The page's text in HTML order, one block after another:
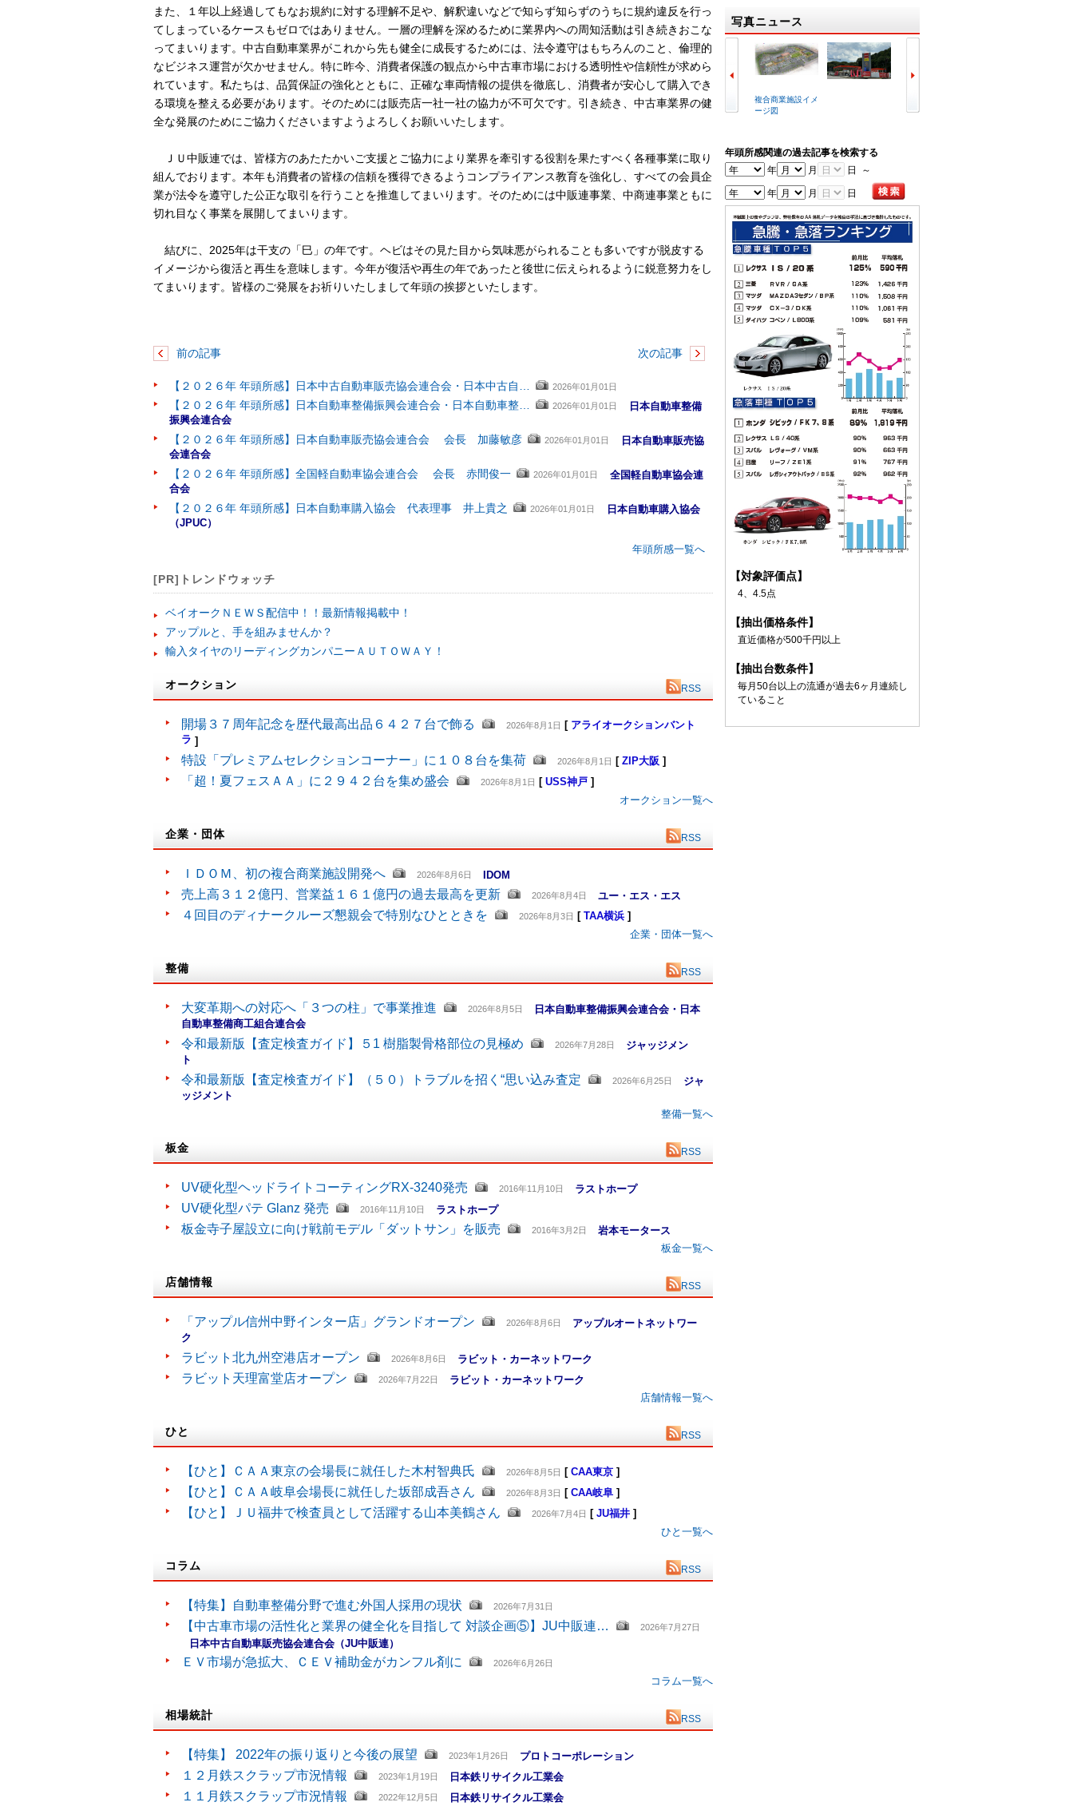
また、１年以上経過してもなお規約に対する理解不足や、解釈違いなどで知らず知らずのうちに規約違反を行っ
てしまっているケースもゼロではありません。一層の理解を深めるために業界内への周知活動は引き続きおこな
ってまいります。中古自動車業界がこれから先も健全に成長するためには、法令遵守はもちろんのこと、倫理的
なビジネス運営が欠かせません。特に昨今、消費者保護の観点から中古車市場における透明性や信頼性が求めら
れています。私たちは、品質保証の強化とともに、正確な車両情報の提供を徹底し、消費者が安心して購入でき
る環境を整える必要があります。そのためには販売店一社一社の協力が不可欠です。引き続き、中古車業界の健
全な発展のためにご協力くださいますようよろしくお願いいたします。
ＪＵ中販連では、皆様方のあたたかいご支援とご協力により業界を牽引する役割を果たすべく各種事業に取り
組んでおります。本年も消費者の皆様の信頼を獲得できるようコンプライアンス教育を強化し、すべての会員企
業が法令を遵守した公正な取引を行うことを推進してまいります。そのためには中販連事業、中商連事業ともに
切れ目なく事業を展開してまいります。
結びに、2025年は干支の「巳」の年です。ヘビはその見た目から気味悪がられることも多いですが脱皮する
イメージから復活と再生を意味します。今年が復活や再生の年であったと後世に伝えられるように鋭意努力をし
てまいります。皆様のご発展をお祈りいたしまして年頭の挨拶といたします。
前の記事 次の記事
【２０２６年 年頭所感】日本中古自動車販売協会連合会・日本中古自… 2026年01月01日
【２０２６年 年頭所感】日本自動車整備振興会連合会・日本自動車整… 2026年01月01日 日本自動車整備
振興会連合会
【２０２６年 年頭所感】日本自動車販売協会連合会 会長 加藤敏彦 2026年01月01日 日本自動車販売協
会連合会
【２０２６年 年頭所感】全国軽自動車協会連合会 会長 赤間俊一 2026年01月01日 全国軽自動車協会連
合会
【２０２６年 年頭所感】日本自動車購入協会 代表理事 井上貴之 2026年01月01日 日本自動車購入協会
（JPUC）
年頭所感一覧へ
[PR]トレンドウォッチ
ベイオークＮＥＷＳ配信中！！最新情報掲載中！
アップルと、手を組みませんか？
輸入タイヤのリーディングカンパニーＡＵＴＯＷＡＹ！
オークション RSS
開場３７周年記念を歴代最高出品６４２７台で飾る 2026年8月1日 [ アライオークションバント
ラ ]
特設「プレミアムセレクションコーナー」に１０８台を集荷 2026年8月1日 [ ZIP大阪 ]
「超！夏フェスＡＡ」に２９４２台を集め盛会 2026年8月1日 [ USS神戸 ]
オークション一覧へ
企業・団体 RSS
ＩＤＯＭ、初の複合商業施設開発へ 2026年8月6日 IDOM
売上高３１２億円、営業益１６１億円の過去最高を更新 2026年8月4日 ユー・エス・エス
４回目のディナークルーズ懇親会で特別なひとときを 2026年8月3日 [ TAA横浜 ]
企業・団体一覧へ
整備 RSS
大変革期への対応へ「３つの柱」で事業推進 2026年8月5日 日本自動車整備振興会連合会・日本
自動車整備商工組合連合会
令和最新版【査定検査ガイド】５1 樹脂製骨格部位の見極め
2026年7月28日 ジャッジメン
ト
令和最新版【査定検査ガイド】（５０）トラブルを招く“思い込み査定
2026年6月25日 ジャ
ッジメント
整備一覧へ
板金 RSS
UV硬化型ヘッドライトコーティングRX-3240発売 2016年11月10日 ラストホープ
UV硬化型パテ Glanz 発売 2016年11月10日 ラストホープ
板金寺子屋設立に向け戦前モデル「ダットサン」を販売 2016年3月2日
岩本モータース
板金一覧へ
店舗情報 RSS
「アップル信州中野インター店」グランドオープン 2026年8月6日 アップルオートネットワー
ク
ラビット北九州空港店オープン
2026年8月6日 ラビット・カーネットワーク
ラビット天理富堂店オープン 2026年7月22日
ラビット・カーネットワーク
店舗情報一覧へ
ひと RSS
【ひと】ＣＡＡ東京の会場長に就任した木村智典氏 2026年8月5日 [ CAA東京 ]
【ひと】ＣＡＡ岐阜会場長に就任した坂部成吾さん 2026年8月3日 [ CAA岐阜 ]
【ひと】ＪＵ福井で検査員として活躍する山本美鶴さん 2026年7月4日 [ JU福井 ]
ひと一覧へ
コラム RSS
【特集】自動車整備分野で進む外国人採用の現状 2026年7月31日
【中古車市場の活性化と業界の健全化を目指して 対談企画⑤】JU中販連… 2026年7月27日
日本中古自動車販売協会連合会（JU中販連）
ＥＶ市場が急拡大、ＣＥＶ補助金がカンフル剤に 2026年6月26日
コラム一覧へ
相場統計 RSS
【特集】 2022年の振り返りと今後の展望 2023年1月26日 プロトコーポレーション
１２月鉄スクラップ市況情報 2023年1月19日 日本鉄リサイクル工業会
１１月鉄スクラップ市況情報 2022年12月5日
日本鉄リサイクル工業会
写真ニュース
複合商業施設イメ
ージ図
港店外観
年頭所感関連の過去記事を検索する
年
月 日 ～
年 月 日
【対象評価点】
4、4.5点
【抽出価格条件】
直近価格が500千円以上
【抽出台数条件】
毎月50台以上の流通が過去6ヶ月連続し
ていること